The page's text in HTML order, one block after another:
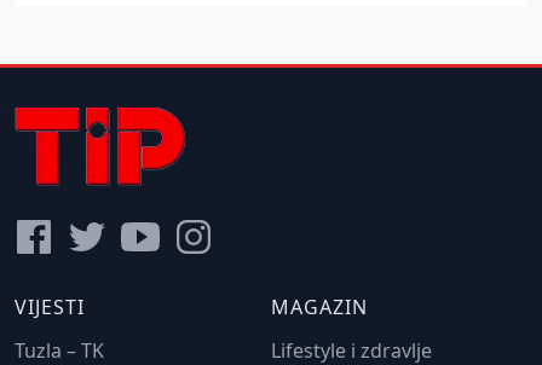
VIJESTI
Tuzla – TK
MAGAZIN
Lifestyle i zdravlje